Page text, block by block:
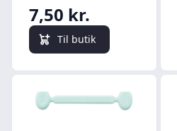
7,50 kr.
Til butik